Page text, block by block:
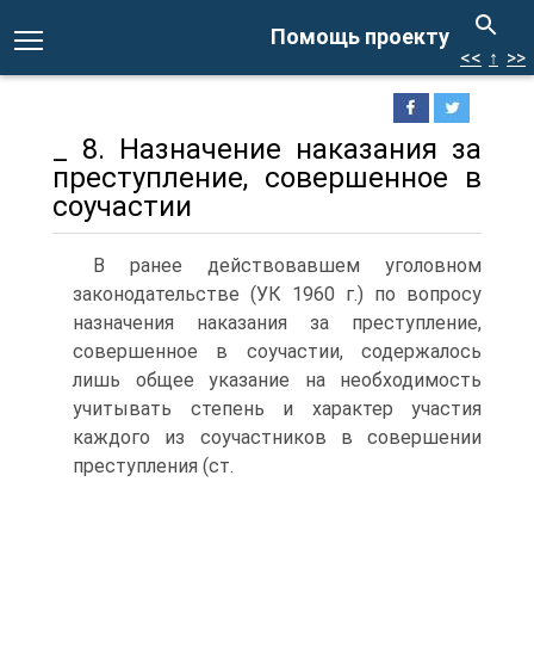
Помощь проекту
<< ↑ >>
_ 8. Назначение наказания за
преступление, совершенное в
соучастии
В ранее действовавшем уголовном
законодательстве (УК 1960 г.) по вопросу
назначения наказания за преступление,
совершенное в соучастии, содержалось
лишь общее указание на необходимость
учитывать степень и характер участия
каждого из соучастников в совершении
преступления (ст.